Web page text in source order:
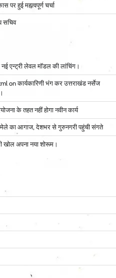
हुई महत्वपूर्ण चर्चा
सचिव
एन्ट्री लेवल मॉडल की लांचिंग।
onकार्यकारिणी भंग कर उत्तराखंड नर्सेज
के तहत नहीं होगा नवीन कार्य
का आगाज, देशभर से गुरुनगरी पहुंची संगते
खोल अपना नया शोरूम।